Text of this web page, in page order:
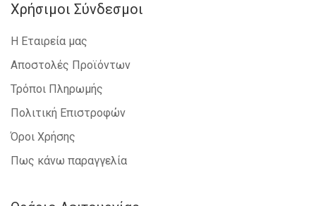
Χρήσιμοι Σύνδεσμοι
Η Εταιρεία μας
Αποστολές Προϊόντων
Τρόποι Πληρωμής
Πολιτική Επιστροφών
Όροι Χρήσης
Πως κάνω παραγγελία